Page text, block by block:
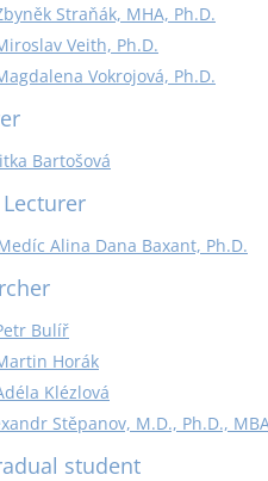
Straňák, MHA, Ph.D.
Veith, Ph.D.
Vokrojová, Ph.D.
Bartošová
Alina Dana Baxant, Ph.D.
Bulíř
Horák
Klézlová
Stěpanov, M.D., Ph.D.,
student